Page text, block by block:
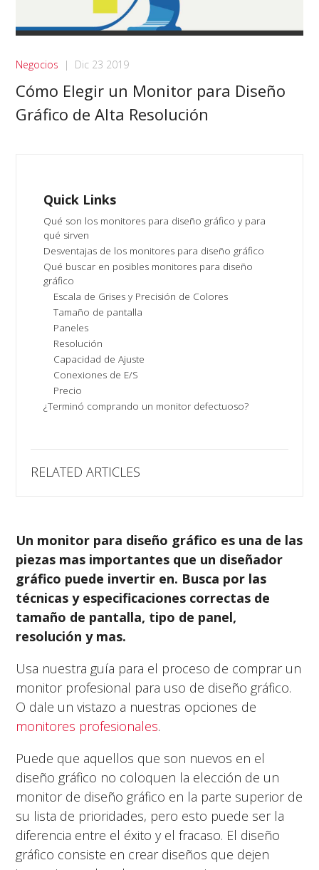
Negocios | Dic 23 2019
Cómo Elegir un Monitor para Diseño
Gráfico de Alta Resolución
Quick Links
Qué son los monitores para diseño gráfico y para
qué sirven
Desventajas de los monitores para diseño gráfico
Qué buscar en posibles monitores para diseño
gráfico
Escala de Grises y Precisión de Colores
Tamaño de pantalla
Paneles
Resolución
Capacidad de Ajuste
Conexiones de E/S
Precio
¿Terminó comprando un monitor defectuoso?
RELATED ARTICLES
Un monitor para diseño gráfico es una de las
piezas mas importantes que un diseñador
gráfico puede invertir en. Busca por las
técnicas y especificaciones correctas de
tamaño de pantalla, tipo de panel,
resolución y mas.
Usa nuestra guía para el proceso de comprar un
monitor profesional para uso de diseño gráfico.
O dale un vistazo a nuestras opciones de
monitores profesionales.
Puede que aquellos que son nuevos en el
diseño gráfico no coloquen la elección de un
monitor de diseño gráfico en la parte superior de
su lista de prioridades, pero esto puede ser la
diferencia entre el éxito y el fracaso. El diseño
gráfico consiste en crear diseños que dejen